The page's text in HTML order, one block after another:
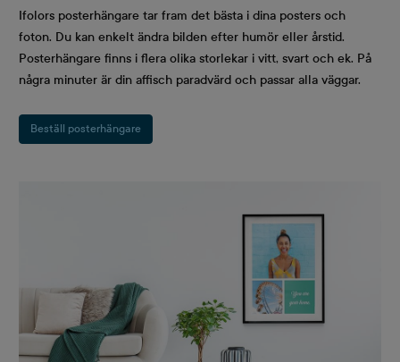
Ifolors posterhängare tar fram det bästa i dina posters och
foton. Du kan enkelt ändra bilden efter humör eller årstid.
Posterhängare finns i flera olika storlekar i vitt, svart och ek. På
några minuter är din affisch paradvärd och passar alla väggar.
Beställ posterhängare